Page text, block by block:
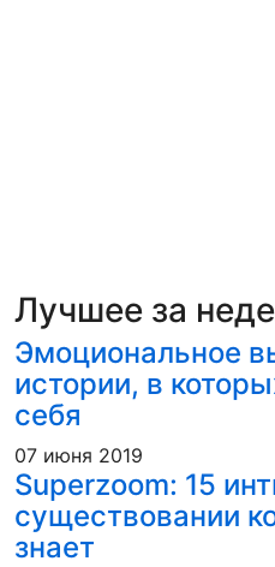
Лучшее за
Эмоциональное
истории, в
себя
07 июня 2019
Superzoom: 15
существовании
знает